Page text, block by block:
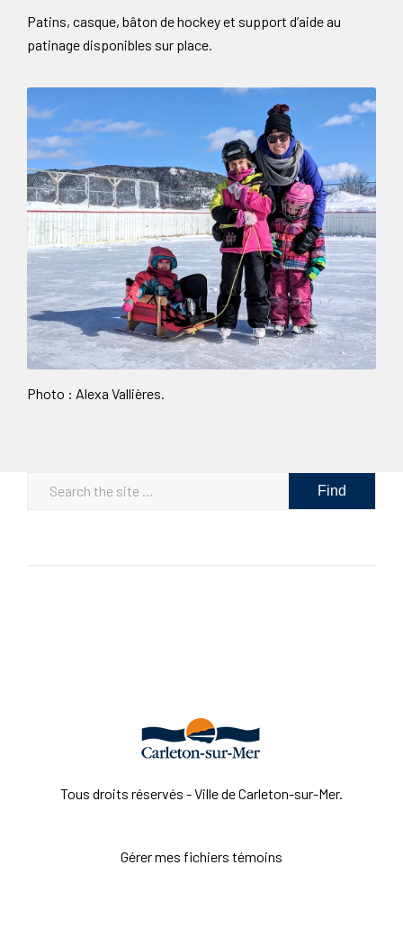
Patins, casque, bâton de hockey et support d’aide au
patinage disponibles sur place.
Photo : Alexa Vallières.
Tous droits réservés - Ville de Carleton-sur-Mer.
Gérer mes fichiers témoins